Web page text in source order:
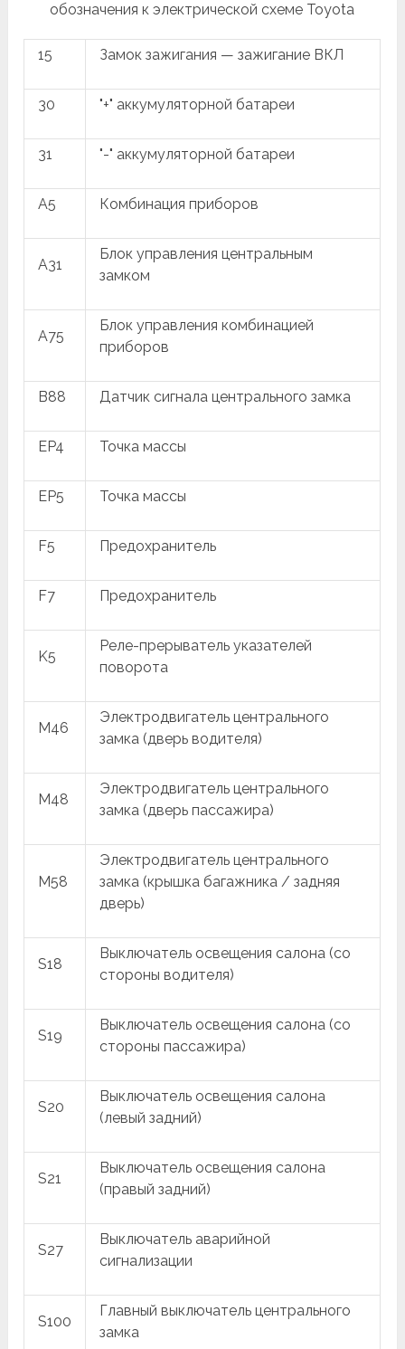
обозначения к электрической схеме Toyota
15 Замок зажигания — зажигание ВКЛ
30 "+" аккумуляторной батареи
31 "-" аккумуляторной батареи
A5 Комбинация приборов
A31
Блок управления центральным
замком
A75
Блок управления комбинацией
приборов
B88 Датчик сигнала центрального замка
EP4 Точка массы
EP5 Точка массы
F5 Предохранитель
F7 Предохранитель
K5
Реле-прерыватель указателей
поворота
M46
Электродвигатель центрального
замка (дверь водителя)
M48
Электродвигатель центрального
замка (дверь пассажира)
M58
Электродвигатель центрального
замка (крышка багажника / задняя
дверь)
S18
Выключатель освещения салона (со
стороны водителя)
S19
Выключатель освещения салона (со
стороны пассажира)
S20
Выключатель освещения салона
(левый задний)
S21
Выключатель освещения салона
(правый задний)
S27
Выключатель аварийной
сигнализации
S100
Главный выключатель центрального
замка